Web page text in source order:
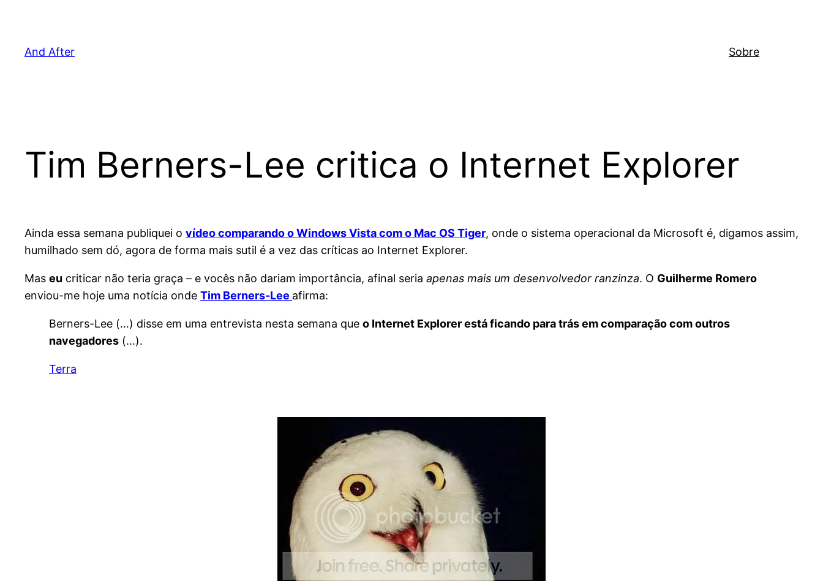
And After Sobre
Tim Berners-Lee critica o Internet Explorer
Ainda essa semana publiquei o vídeo comparando o Windows Vista com o Mac OS Tiger, onde o sistema operacional da Microsoft é, digamos assim,
humilhado sem dó, agora de forma mais sutil é a vez das críticas ao Internet Explorer.
Mas eu criticar não teria graça – e vocês não dariam importância, afinal seria apenas mais um desenvolvedor ranzinza. O Guilherme Romero
enviou-me hoje uma notícia onde Tim Berners-Lee afirma:
Berners-Lee (…) disse em uma entrevista nesta semana que o Internet Explorer está ficando para trás em comparação com outros
navegadores (…).
Terra